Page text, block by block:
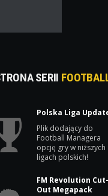
SERII
Polska Liga
Plik dodający do
Football Managera
opcję gry w niższych
ligach polskich!
FM Revolution
Out Megapack